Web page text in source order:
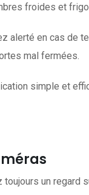
froides et
alerté en cas de
mal fermées.
simple et
toujours un regard